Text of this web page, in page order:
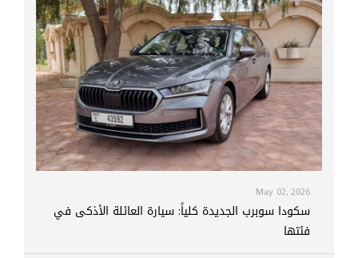
May 02, 2026
سكودا سوبرب الجديدة كلياً: سيارة العائلة الأذكى في
فئتها